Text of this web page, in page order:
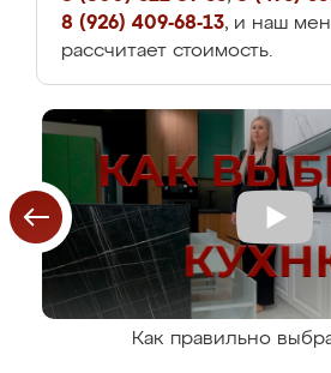
8 (926) 409-68-13, и наш
рассчитает стоимость.
Как правильно